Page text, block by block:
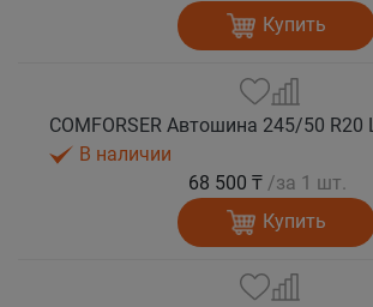
Купить
В наличии
68 500 ₸ /за 1 шт.
Купить